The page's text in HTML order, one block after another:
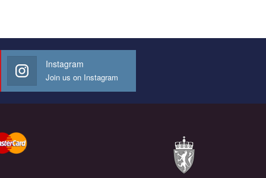
Instagram
Join us on Instagram